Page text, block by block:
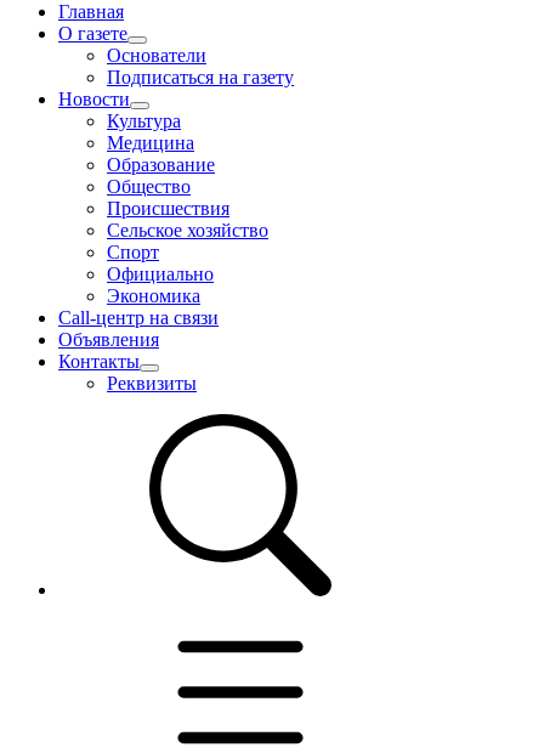
Главная
О газете
Основатели
Подписаться на газету
Новости
Культура
Медицина
Образование
Общество
Происшествия
Сельское хозяйство
Спорт
Официально
Экономика
Call-центр на связи
Объявления
Контакты
Реквизиты